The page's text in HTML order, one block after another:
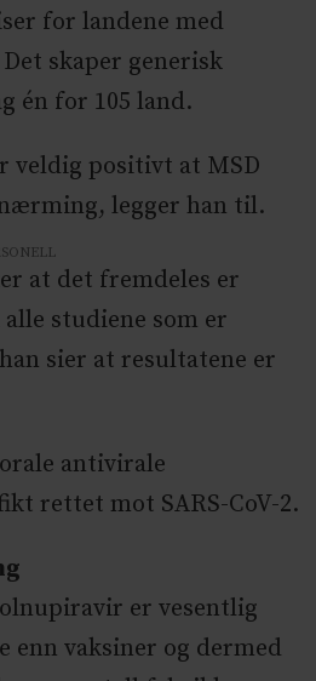
for landene med
skaper generisk
én for 105 land.
veldig positivt at MSD
legger han til.
at det fremdeles er
studiene som er
sier at resultatene er
antivirale
rettet mot SARS-CoV-2.
er vesentlig
enn vaksiner og dermed